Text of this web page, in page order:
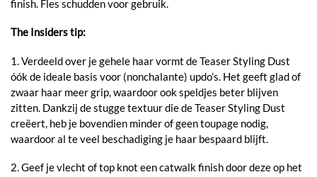
finish. Fles schudden voor gebruik.
The Insiders tip:
1. Verdeeld over je gehele haar vormt de Teaser Styling Dust
óók de ideale basis voor (nonchalante) updo’s. Het geeft glad of
zwaar haar meer grip, waardoor ook speldjes beter blijven
zitten. Dankzij de stugge textuur die de Teaser Styling Dust
creëert, heb je bovendien minder of geen toupage nodig,
waardoor al te veel beschadiging je haar bespaard blijft.
2. Geef je vlecht of top knot een catwalk finish door deze op het